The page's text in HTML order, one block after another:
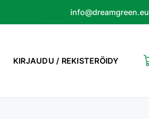
info@dreamgreen.eu
KIRJAUDU / REKISTERÖIDY